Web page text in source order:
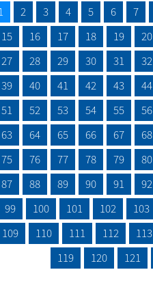
2 3 4 5 6 7
15
16 17 18 19 20
27
28 29 30 31 32
39
40 41 42 43 44
51
52 53 54 55 56
63
64 65 66 67 68
75
76 77 78 79 80
87
88 89 90 91 92
99
100 101 102 103
109
110 111 112 113
119
120 121